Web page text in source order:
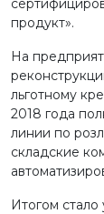
продукт».
На
льготному
2018 года
линии по
складские
Итогом